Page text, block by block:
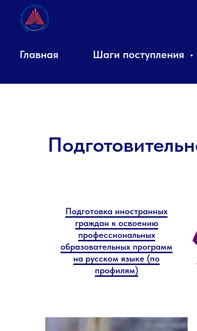
Главная Шаги поступления
Подготовка иностранных
граждан к освоению
профессиональных
образовательных программ
на русском языке (по
профилям)